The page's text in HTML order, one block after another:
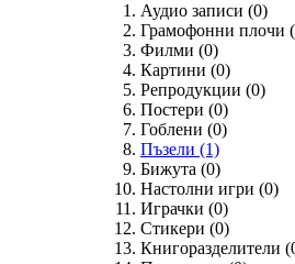
Аудио записи (0)
Грамофонни плочи
Филми (0)
Картини (0)
Репродукции (0)
Постери (0)
Гоблени (0)
Пъзели (1)
Бижута (0)
Настолни игри (0)
Играчки (0)
Стикери (0)
Книгоразделители